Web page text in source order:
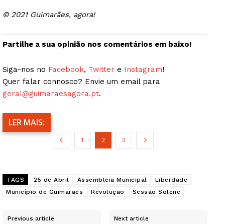
© 2021 Guimarães, agora!
Partilhe a sua opinião nos comentários em baixo!
Siga-nos no Facebook, Twitter e Instagram!
Quer falar connosco? Envie um email para
geral@guimaraesagora.pt.
LER MAIS:
1 2 3
TAGS 25 de Abril Assembleia Municipal
Liberdade
Município de Guimarães
Revolução Sessão Solene
Previous article Next article